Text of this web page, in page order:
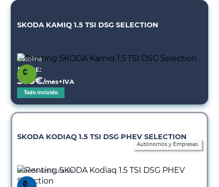
SKODA KAMIQ 1.5 TSI DSG SELECTION
Gasolina
Autónomos y Empresas
Desde:
335€/mes+IVA
Todo incluido
SKODA KODIAQ 1.5 TSI DSG PHEV SELECTION
Híbrido enchufable